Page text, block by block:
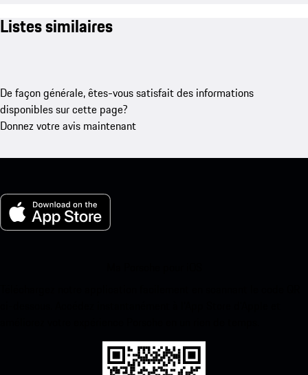
Listes similaires
De façon générale, êtes-vous satisfait des informations
disponibles sur cette page?
Donnez votre avis maintenant